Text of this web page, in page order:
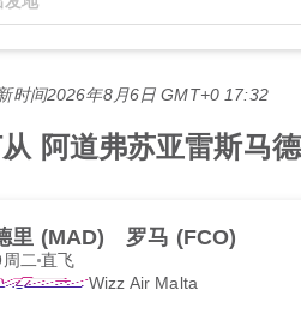
时间2026年8月6日 GMT+0 17:32
阿道弗苏亚雷斯马
里 (MAD) 罗马 (FCO)
二 直飞
Wizz Air Malta